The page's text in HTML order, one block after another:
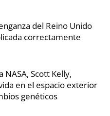
del Reino Unido
correctamente
NASA, Scott Kelly,
en el espacio exterior
genéticos